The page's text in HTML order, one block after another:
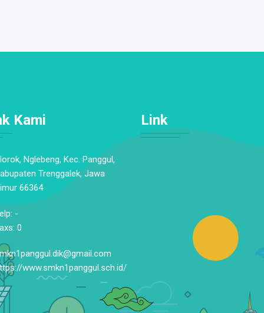
Kami
Nglebeng, Kec. Panggul,
Trenggalek, Jawa
66364
-
0
www.smkn1panggul.sch.id/
Link